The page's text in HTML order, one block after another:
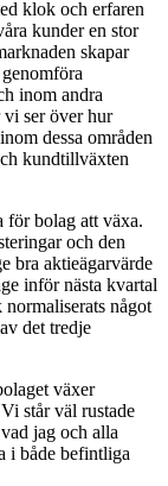
klok och erfaren
kunder en stor
skapar
inom andra
vi ser över hur
dessa områden
kundtillväxten
bolag att växa.
och den
bra aktieägarvärde
inför nästa kvartal
något
det tredje
växer
står väl rustade
jag och alla
i både befintliga